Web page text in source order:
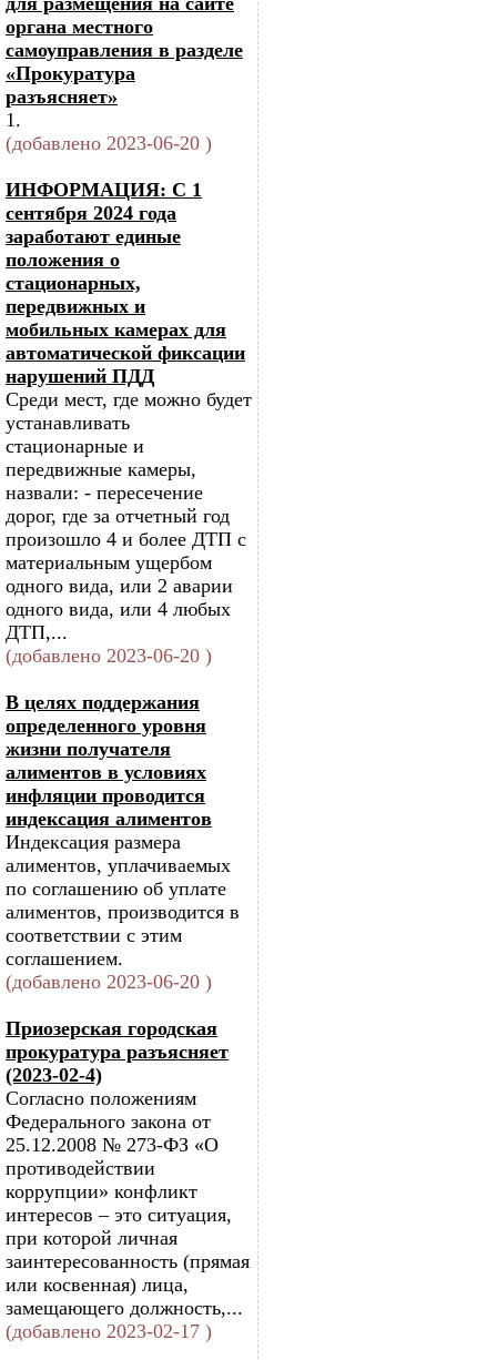
органа местного
самоуправления в разделе
«Прокуратура
разъясняет»
1.
(добавлено 2023-06-20 )
ИНФОРМАЦИЯ: С 1
сентября 2024 года
заработают единые
положения о
стационарных,
передвижных и
мобильных камерах для
автоматической фиксации
нарушений ПДД
Среди мест, где можно будет
устанавливать
стационарные и
передвижные камеры,
назвали: - пересечение
дорог, где за отчетный год
произошло 4 и более ДТП с
материальным ущербом
одного вида, или 2 аварии
одного вида, или 4 любых
ДТП,...
(добавлено 2023-06-20 )
В целях поддержания
определенного уровня
жизни получателя
алиментов в условиях
инфляции проводится
индексация алиментов
Индексация размера
алиментов, уплачиваемых
по соглашению об уплате
алиментов, производится в
соответствии с этим
соглашением.
(добавлено 2023-06-20 )
Приозерская городская
прокуратура разъясняет
(2023-02-4)
Согласно положениям
Федерального закона от
25.12.2008 № 273-ФЗ «О
противодействии
коррупции» конфликт
интересов – это ситуация,
при которой личная
заинтересованность (прямая
или косвенная) лица,
замещающего должность,...
(добавлено 2023-02-17 )